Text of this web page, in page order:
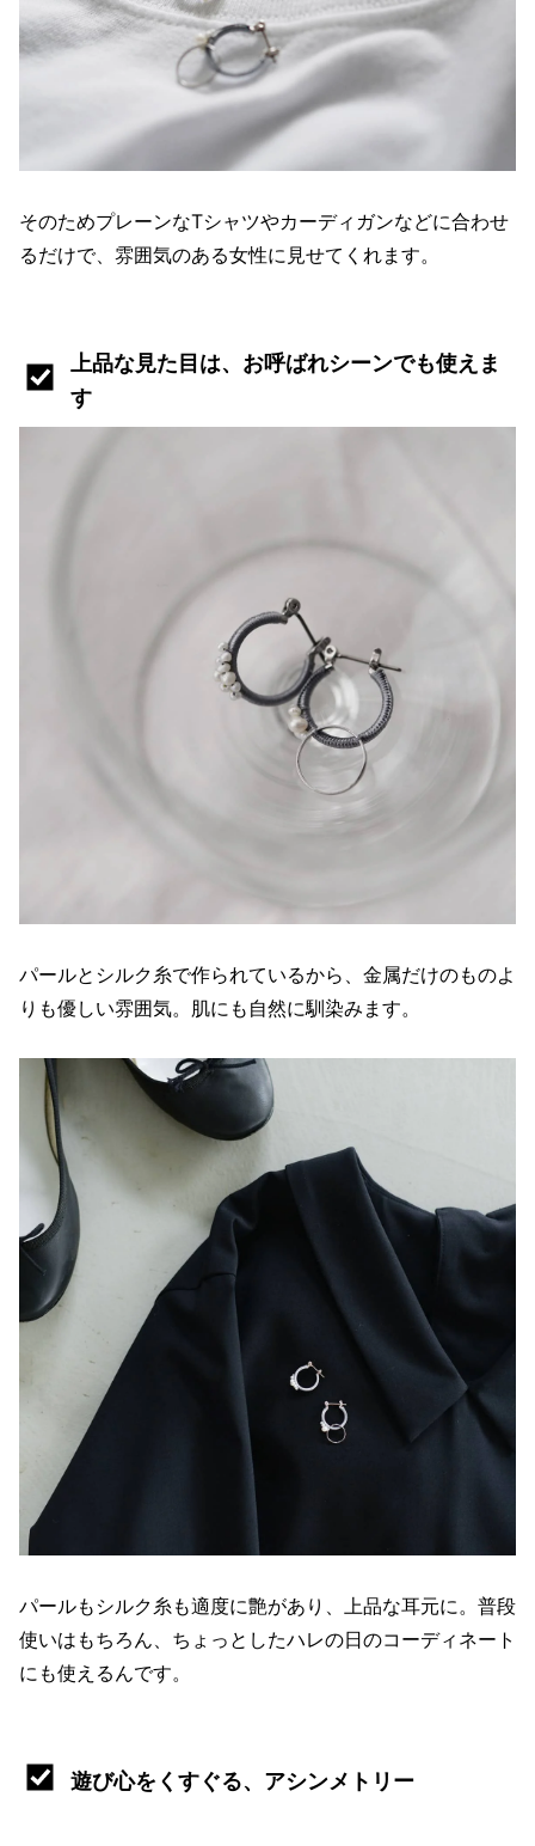
そのためプレーンなTシャツやカーディガンなどに合わせ
るだけで、雰囲気のある女性に見せてくれます。
上品な見た目は、お呼ばれシーンでも使えま
す
パールとシルク糸で作られているから、金属だけのものよ
りも優しい雰囲気。肌にも自然に馴染みます。
パールもシルク糸も適度に艶があり、上品な耳元に。普段
使いはもちろん、ちょっとしたハレの日のコーディネート
にも使えるんです。
遊び心をくすぐる、アシンメトリー